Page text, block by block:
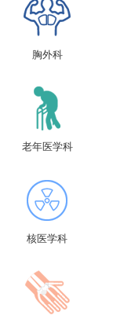
胸外科
老年医学科
核医学科